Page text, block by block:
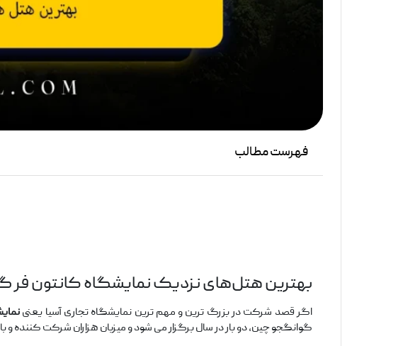
فهرست مطالب
بهترین هتل‌های نزدیک نمایشگاه کانتون فر
اگر قصد شرکت در بزرگ ‌ترین و مهم ‌ترین نمایشگاه تجاری آسیا یعنی
گوانگجو چین، دو بار در سال برگزار می ‌شود و میزبان هزاران شرکت ‌کننده و